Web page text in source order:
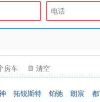
房车 清空
拓锐斯特 铂驰 朗宸